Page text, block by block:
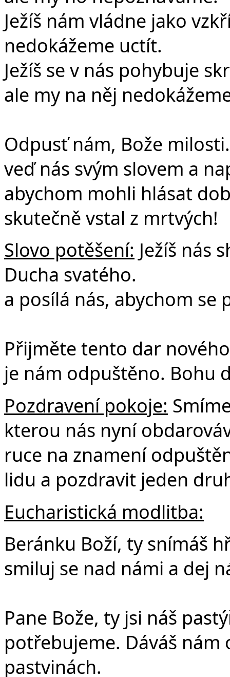
Ježíš nám vládne jako
nedokážeme uctít.
Ježíš se v nás pohybuje
ale my na něj
Odpusť nám, Bože
veď nás svým slovem a
abychom mohli hlásat
skutečně vstal z mrtvých!
Slovo potěšení: Ježíš nás
Ducha svatého.
a posílá nás, abychom
Přijměte tento dar
je nám odpuštěno. Bohu
Pozdravení pokoje:
kterou nás nyní
ruce na znamení
lidu a pozdravit jeden
Eucharistická modlitba:
Beránku Boží, ty snímáš
smiluj se nad námi a dej
Pane Bože, ty jsi náš
potřebujeme. Dáváš nám
pastvinách.